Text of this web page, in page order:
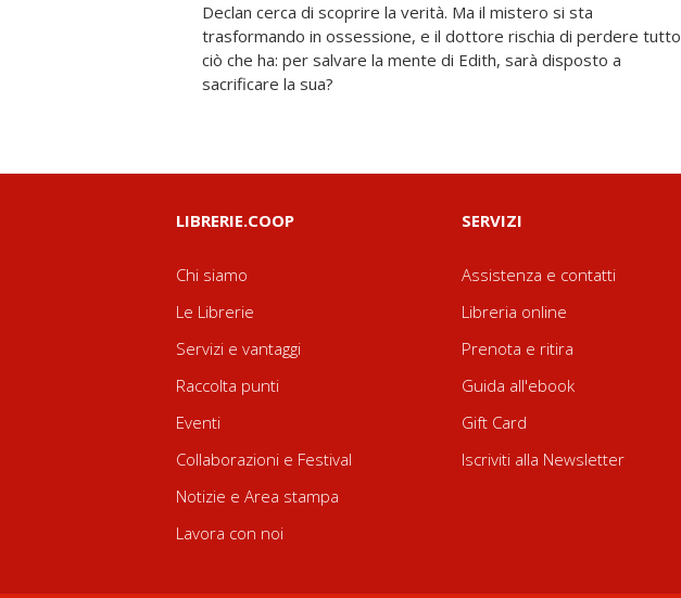
Declan cerca di scoprire la verità. Ma il mistero si sta
trasformando in ossessione, e il dottore rischia di perdere tutto
ciò che ha: per salvare la mente di Edith, sarà disposto a
sacrificare la sua?
LIBRERIE.COOP
Chi siamo
Le Librerie
Servizi e vantaggi
Raccolta punti
Eventi
Collaborazioni e Festival
Notizie e Area stampa
Lavora con noi
SERVIZI
Assistenza e contatti
Libreria online
Prenota e ritira
Guida all'ebook
Gift Card
Iscriviti alla Newsletter